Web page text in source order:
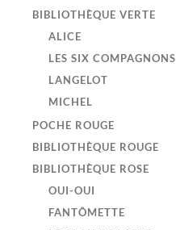
BIBLIOTHÈQUE VERTE
ALICE
LES SIX COMPAGNONS
LANGELOT
MICHEL
POCHE ROUGE
BIBLIOTHÈQUE ROUGE
BIBLIOTHÈQUE ROSE
OUI-OUI
FANTÔMETTE